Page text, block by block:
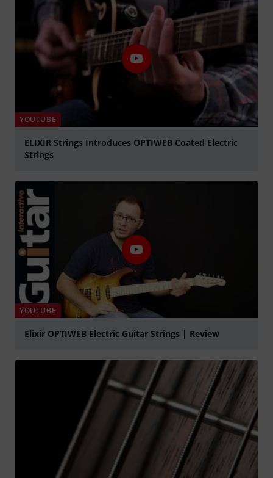
YOUTUBE
ELIXIR Strings Introduces OPTIWEB Coated Electric
Strings
YOUTUBE
Elixir OPTIWEB Electric Guitar Strings | Review